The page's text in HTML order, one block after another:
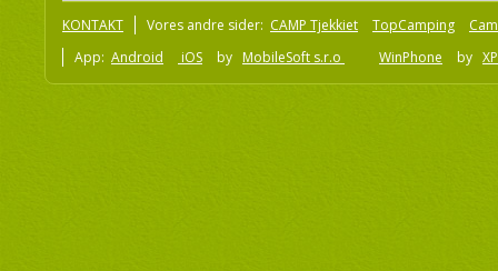
KONTAKT Vores andre sider: CAMP Tjekkiet TopCamping
App: Android iOS by MobileSoft s.r.o WinPhone by